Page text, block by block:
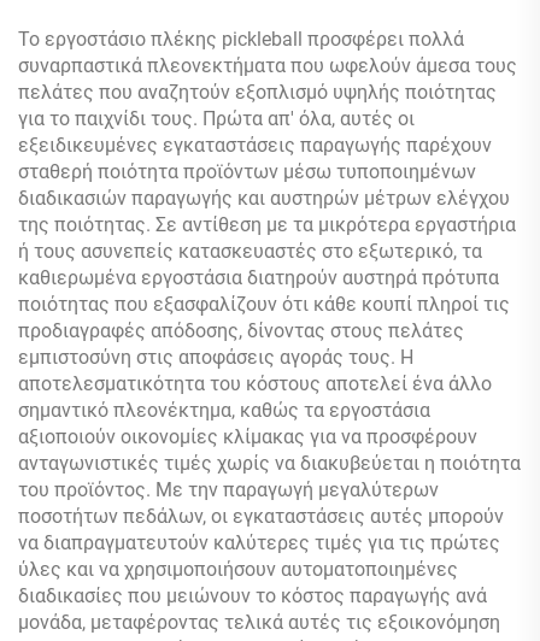
Το εργοστάσιο πλέκης pickleball προσφέρει πολλά
συναρπαστικά πλεονεκτήματα που ωφελούν άμεσα τους
πελάτες που αναζητούν εξοπλισμό υψηλής ποιότητας
για το παιχνίδι τους. Πρώτα απ' όλα, αυτές οι
εξειδικευμένες εγκαταστάσεις παραγωγής παρέχουν
σταθερή ποιότητα προϊόντων μέσω τυποποιημένων
διαδικασιών παραγωγής και αυστηρών μέτρων ελέγχου
της ποιότητας. Σε αντίθεση με τα μικρότερα εργαστήρια
ή τους ασυνεπείς κατασκευαστές στο εξωτερικό, τα
καθιερωμένα εργοστάσια διατηρούν αυστηρά πρότυπα
ποιότητας που εξασφαλίζουν ότι κάθε κουπί πληροί τις
προδιαγραφές απόδοσης, δίνοντας στους πελάτες
εμπιστοσύνη στις αποφάσεις αγοράς τους. Η
αποτελεσματικότητα του κόστους αποτελεί ένα άλλο
σημαντικό πλεονέκτημα, καθώς τα εργοστάσια
αξιοποιούν οικονομίες κλίμακας για να προσφέρουν
ανταγωνιστικές τιμές χωρίς να διακυβεύεται η ποιότητα
του προϊόντος. Με την παραγωγή μεγαλύτερων
ποσοτήτων πεδάλων, οι εγκαταστάσεις αυτές μπορούν
να διαπραγματευτούν καλύτερες τιμές για τις πρώτες
ύλες και να χρησιμοποιήσουν αυτοματοποιημένες
διαδικασίες που μειώνουν το κόστος παραγωγής ανά
μονάδα, μεταφέροντας τελικά αυτές τις εξοικονόμηση